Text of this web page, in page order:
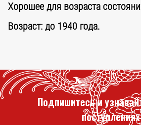
Хорошее для возраста
Возраст: до 1940 года.
Подпишитесь и
поступлениях